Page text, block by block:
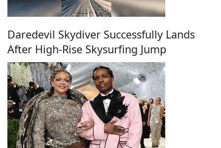
Daredevil Skydiver Successfully Lands
After High-Rise Skysurfing Jump